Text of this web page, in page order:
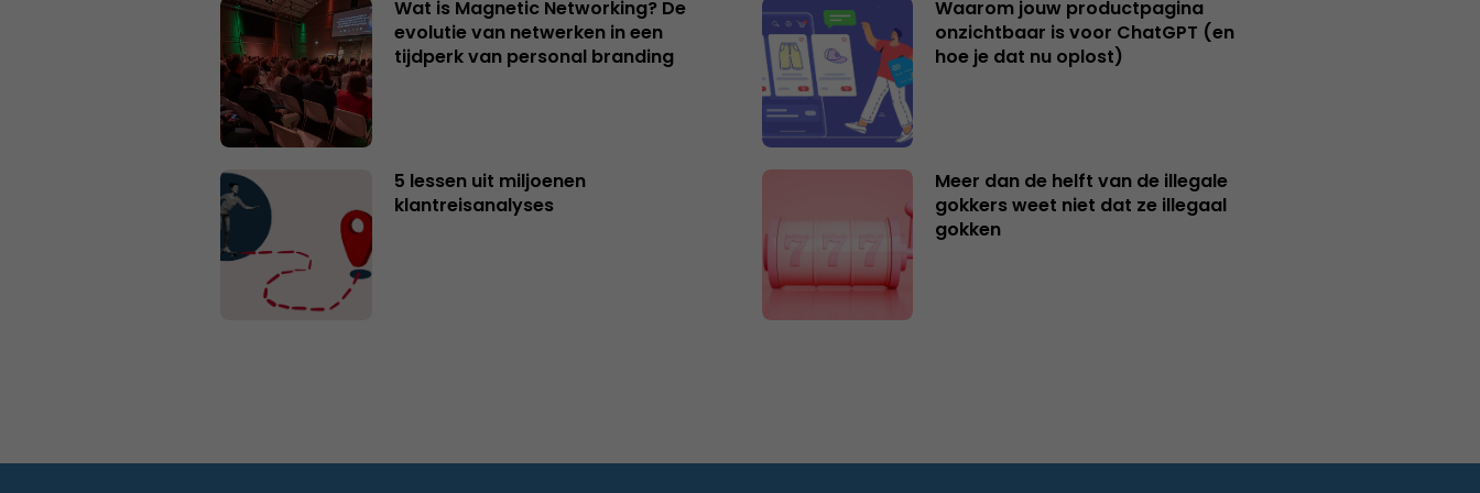
Wat is Magnetic Networking? De
evolutie van netwerken in een
tijdperk van personal branding
Waarom jouw productpagina
onzichtbaar is voor ChatGPT (en
hoe je dat nu oplost)
5 lessen uit miljoenen
klantreisanalyses
Meer dan de helft van de illegale
gokkers weet niet dat ze illegaal
gokken